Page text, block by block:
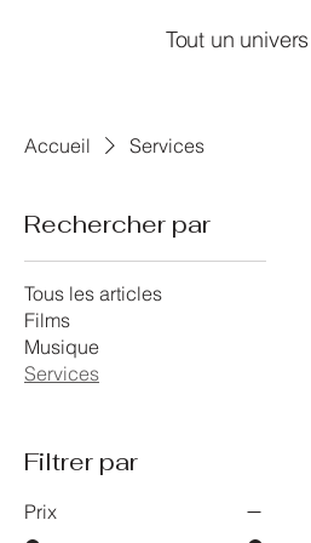
Tout un univers
Accueil Services
Rechercher par
Tous les articles
Films
Musique
Services
Filtrer par
Prix